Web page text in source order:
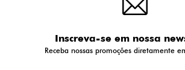
Inscreva-se em nossa
Receba nossas promoções diretamente